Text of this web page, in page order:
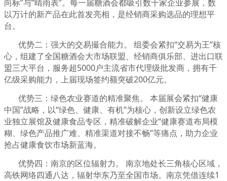
向标”与“晴雨表”。每一届糖酒会都吸引数千家企业参展，数
以万计的新产品在此首发亮相，是经销商采购选品的理想平
台。
优势二：强大的交易撮合能力。 组委会紧扣“交易为王”核
心，组建了全国糖酒会大市场联盟、经销商俱乐部、进出口联
盟三大平台，服务超5000户主流省市代理级批发商，拥有千
亿级采购能力，上届现场签约额突破200亿元。
优势三：绿色农业赛道的精准聚焦。 本届展会紧扣“健康
中国”战略，以“绿色、健康、有机”为核心，创新设立绿色农
业独立展馆及健康食品专区，精准破解企业“健康赛道布局模
糊、绿色产品推广难、精准渠道对接不畅”等痛点，助力企业
抢占健康食饮市场新蓝海。
优势四：南京的区位辐射力。 南京地处长三角核心区域，
高铁网络四通八达，辐射华东乃至全国市场。南京凭借连续1